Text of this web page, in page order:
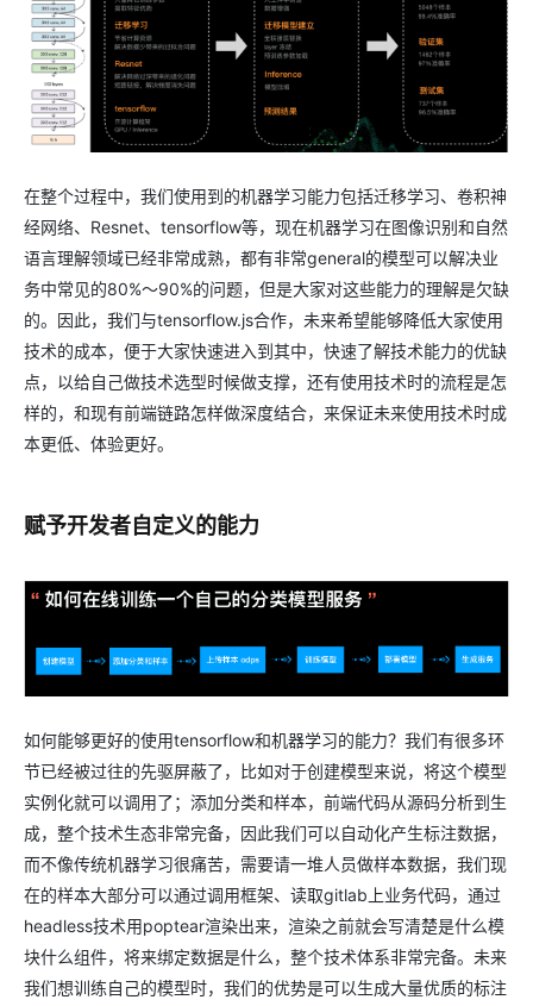
在整个过程中，我们使用到的机器学习能力包括迁移学习、卷积神
经网络、Resnet、tensorflow等，现在机器学习在图像识别和自然
语言理解领域已经非常成熟，都有非常general的模型可以解决业
务中常见的80%～90%的问题，但是大家对这些能力的理解是欠缺
的。因此，我们与tensorflow.js合作，未来希望能够降低大家使用
技术的成本，便于大家快速进入到其中，快速了解技术能力的优缺
点，以给自己做技术选型时候做支撑，还有使用技术时的流程是怎
样的，和现有前端链路怎样做深度结合，来保证未来使用技术时成
本更低、体验更好。
赋予开发者自定义的能力
如何能够更好的使用tensorflow和机器学习的能力？我们有很多环
节已经被过往的先驱屏蔽了，比如对于创建模型来说，将这个模型
实例化就可以调用了；添加分类和样本，前端代码从源码分析到生
成，整个技术生态非常完备，因此我们可以自动化产生标注数据，
而不像传统机器学习很痛苦，需要请一堆人员做样本数据，我们现
在的样本大部分可以通过调用框架、读取gitlab上业务代码，通过
headless技术用poptear渲染出来，渲染之前就会写清楚是什么模
块什么组件，将来绑定数据是什么，整个技术体系非常完备。未来
我们想训练自己的模型时，我们的优势是可以生成大量优质的标注